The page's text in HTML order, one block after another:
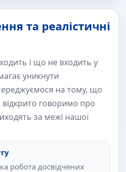
та реалістичні
і що не входить у
уникнути
на тому, що
говоримо про
за межі нашої
робота досвідчених